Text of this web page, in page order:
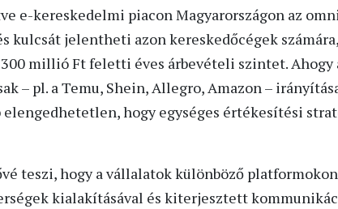
e-kereskedelmi piacon Magyarországon az
kulcsát jelentheti azon kereskedőcégek
millió Ft feletti éves árbevételi szintet. Ahogy
– pl. a Temu, Shein, Allegro, Amazon –
elengedhetetlen, hogy egységes értékesítési
teszi, hogy a vállalatok különböző
kialakításával és kiterjesztett